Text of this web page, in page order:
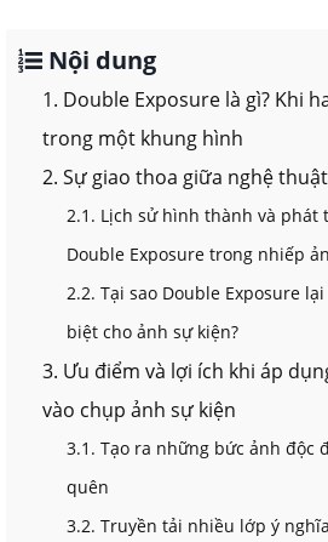
Nội dung
1. Double Exposure là gì? Khi
trong một khung hình
2. Sự giao thoa giữa nghệ
2.1. Lịch sử hình thành và phát
Double Exposure trong nhiếp
2.2. Tại sao Double Exposure
biệt cho ảnh sự kiện?
3. Ưu điểm và lợi ích khi áp
vào chụp ảnh sự kiện
3.1. Tạo ra những bức ảnh độc
quên
3.2. Truyền tải nhiều lớp ý